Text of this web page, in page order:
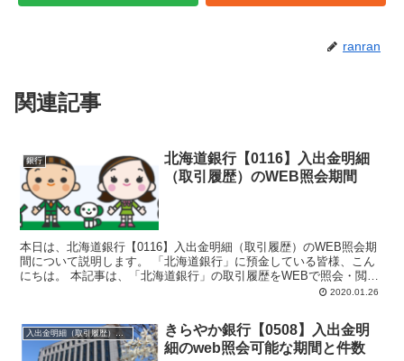
ranran
関連記事
銀行
北海道銀行【0116】入出金明細
（取引履歴）のWEB照会期間
本日は、北海道銀行【0116】入出金明細（取引履歴）のWEB照会期
間について説明します。 「北海道銀行」に預金している皆様、こん
にちは。 本記事は、「北海道銀行」の取引履歴をWEBで照会・閲覧
2020.01.26
きらやか銀行【0508】入出金明
細のweb照会可能な期間と件数